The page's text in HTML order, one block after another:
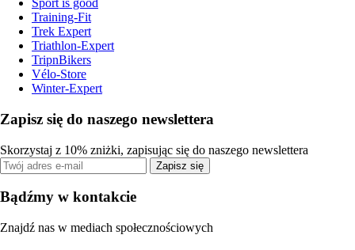
Sport is good
Training-Fit
Trek Expert
Triathlon-Expert
TripnBikers
Vélo-Store
Winter-Expert
Zapisz się do naszego newslettera
Skorzystaj z 10% zniżki, zapisując się do naszego newslettera
Zapisz się
Bądźmy w kontakcie
Znajdź nas w mediach społecznościowych